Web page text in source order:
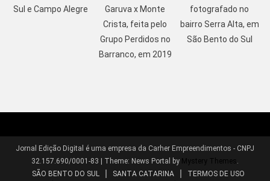
Sul e Campo Alegre
Garuva x Monte
Crista, feita pelo
Grupo Perdidos no
Barranco, em 2019
fotografado no
bairro Serra Alta, em
São Bento do Sul
Jornal Edição Digital é uma empresa da Carher Empreendimentos - CNPJ
32.157.690/0001-83 | Theme: News Portal by Mystery Themes
SÃO BENTO DO SUL
SANTA CATARINA
TERMOS DE USO